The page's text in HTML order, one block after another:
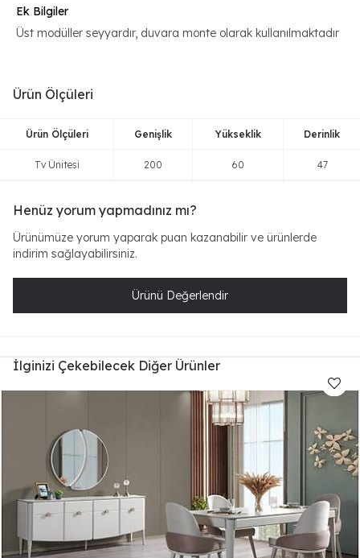
Ek Bilgiler
Üst modüller seyyardır, duvara monte olarak kullanılmaktadır
Ürün Ölçüleri
Ürün Ölçüleri Genişlik Yükseklik Derinlik
Tv Ünitesi 200 60 47
Henüz yorum yapmadınız mı?
Ürünümüze yorum yaparak puan kazanabilir ve ürünlerde
indirim sağlayabilirsiniz.
Ürünü Değerlendir
İlginizi Çekebilecek Diğer Ürünler